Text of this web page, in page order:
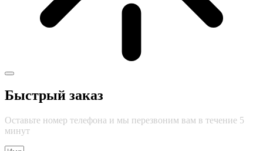
Быстрый заказ
Оставьте номер телефона и мы перезвоним вам в течение 5
минут